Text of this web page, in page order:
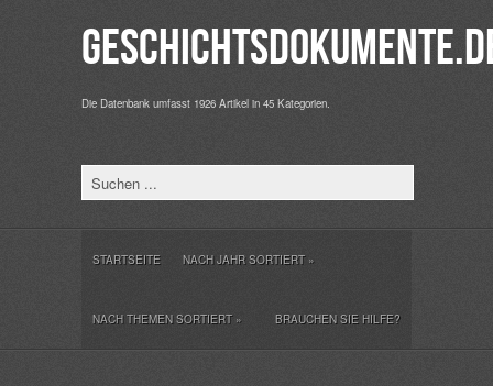
Die Datenbank umfasst 1926 Artikel in 45 Kategorien.
STARTSEITE NACH JAHR SORTIERT»
NACH THEMEN SORTIERT» BRAUCHEN SIE HILFE?